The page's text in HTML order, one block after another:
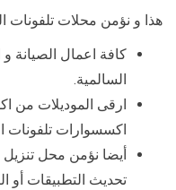
هذا و نؤمن محلات تلفونات
كافة اعمال الصيانة
السالمية.
ارقى الموديلات من
اكسسوارات تلفونات
أيضا نؤمن محل تنزيل
تحديث التطبيقات أو